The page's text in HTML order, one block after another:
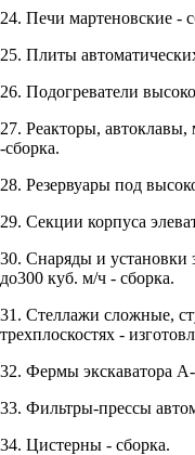
24. Печи мартеновские -
25. Плиты
26. Подогреватели
27. Реакторы,
-сборка.
28. Резервуары под
29. Секции корпуса
30. Снаряды и установки
до300 куб. м/ч - сборка.
31. Стеллажи сложные,
трехплоскостях -
32. Фермы экскаватора
33. Фильтры-прессы
34. Цистерны - сборка.